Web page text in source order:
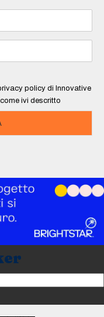
policy di Innovative
ivi descritto